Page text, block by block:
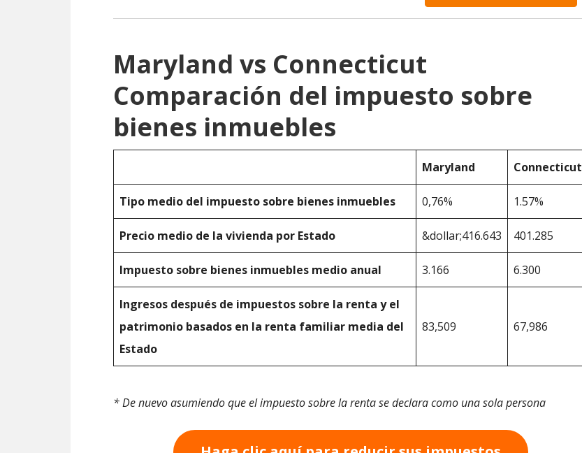
Maryland vs Connecticut
Comparación del impuesto sobre
bienes inmuebles
Maryland Connecticut
Tipo medio del impuesto sobre bienes inmuebles 0,76% 1.57%
Precio medio de la vivienda por Estado &dollar;416.643 401.285
Impuesto sobre bienes inmuebles medio anual 3.166 6.300
Ingresos después de impuestos sobre la renta y el
patrimonio basados en la renta familiar media del
Estado
83,509 67,986
* De nuevo asumiendo que el impuesto sobre la renta se declara como una sola persona